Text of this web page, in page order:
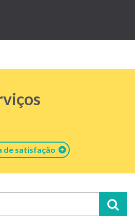
de satisfação